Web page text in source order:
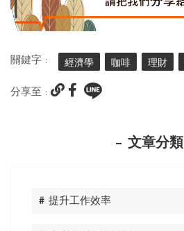
關鍵字 : 經濟學 咖啡 理財
分享至 :
文章分類
# 提升工作效率